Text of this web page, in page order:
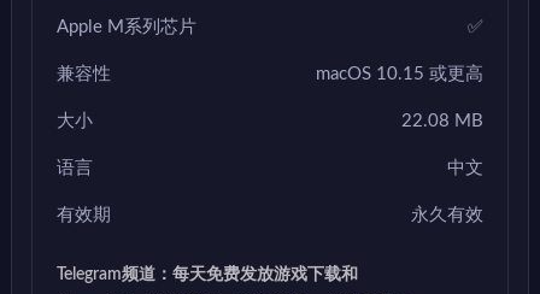
Apple M系列芯片 ✅
兼容性 macOS 10.15 或更高
大小 22.08 MB
语言 中文
有效期 永久有效
Telegram频道：每天免费发放游戏下载和